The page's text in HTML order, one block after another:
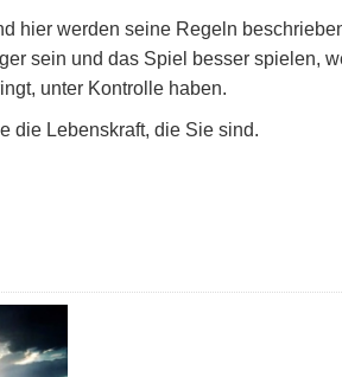
hier werden seine Regeln
sein und das Spiel besser spielen,
unter Kontrolle haben.
die Lebenskraft, die Sie sind.